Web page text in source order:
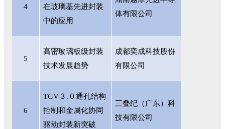
4
在玻璃基先进封装
中的应用
体有限公司
5
高密玻璃板级封装
技术发展趋势
成都奕成科技股份
有限公司
6
TGV３.０通孔结构
控制和金属化协同
驱动封装新突破
三叠纪（广东）科
技有限公司